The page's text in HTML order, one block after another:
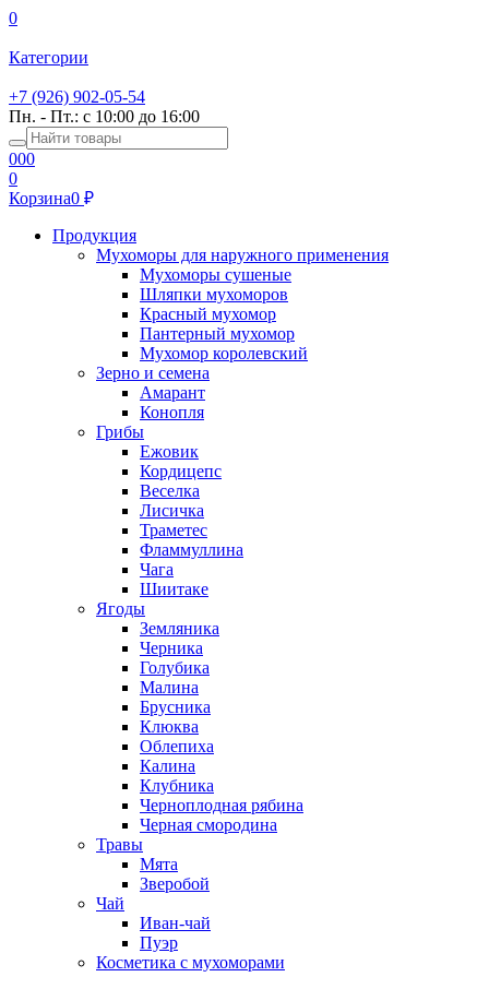
0
Категории
+7 (926) 902-05-54
Пн. - Пт.: с 10:00 до 16:00
000
0
Корзина0
Продукция
Мухоморы для наружного применения
Мухоморы сушеные
Шляпки мухоморов
Красный мухомор
Пантерный мухомор
Мухомор королевский
Зерно и семена
Амарант
Конопля
Грибы
Ежовик
Кордицепс
Веселка
Лисичка
Траметес
Фламмуллина
Чага
Шиитаке
Ягоды
Земляника
Черника
Голубика
Малина
Брусника
Клюква
Облепиха
Калина
Клубника
Черноплодная рябина
Черная смородина
Травы
Мята
Зверобой
Чай
Иван-чай
Пуэр
Косметика с мухоморами